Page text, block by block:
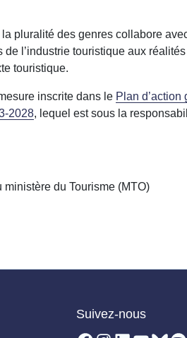
pluralité des genres collabore
l’industrie touristique aux
touristique.
inscrite dans le Plan d’action
2028, lequel est sous la
du Tourisme (MTO)
Suivez-nous